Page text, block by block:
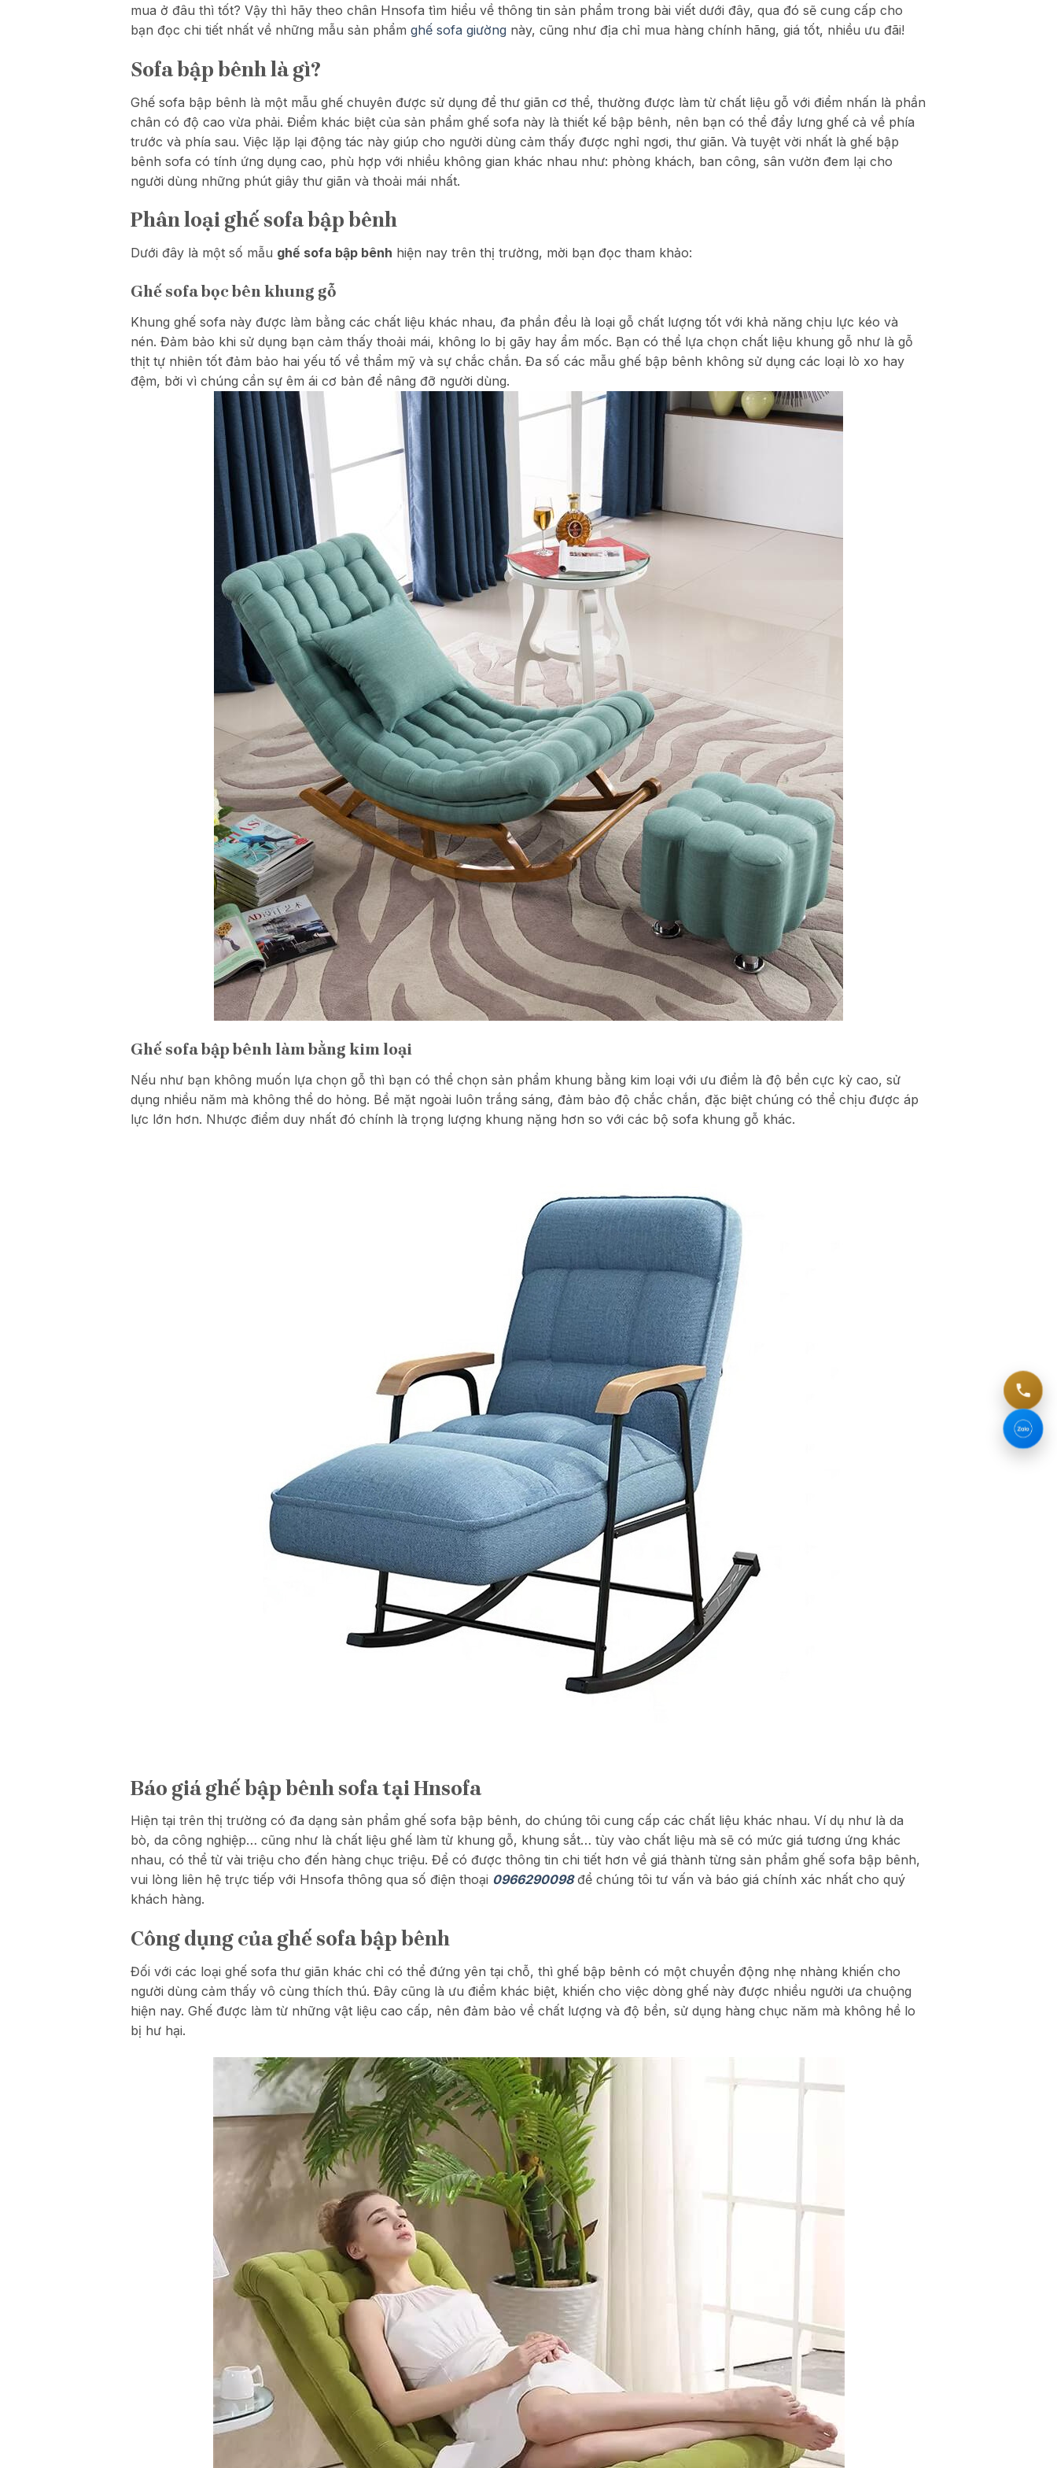
mua ở đâu thì tốt? Vậy thì hãy theo chân Hnsofa tìm hiểu về thông tin sản phẩm trong bài viết dưới đây, qua đó sẽ cung cấp cho
bạn đọc chi tiết nhất về những mẫu sản phẩmghế sofa giường này, cũng như địa chỉ mua hàng chính hãng, giá tốt, nhiều ưu đãi!
Sofa bập bênh là gì?
Ghế sofa bập bênh là một mẫu ghế chuyên được sử dụng để thư giãn cơ thể, thường được làm từ chất liệu gỗ với điểm nhấn là phần
chân có độ cao vừa phải. Điểm khác biệt của sản phẩm ghế sofa này là thiết kế bập bênh, nên bạn có thể đẩy lưng ghế cả về phía
trước và phía sau. Việc lặp lại động tác này giúp cho người dùng cảm thấy được nghỉ ngơi, thư giãn. Và tuyệt vời nhất là ghế bập
bênh sofa có tính ứng dụng cao, phù hợp với nhiều không gian khác nhau như: phòng khách, ban công, sân vườn đem lại cho
người dùng những phút giây thư giãn và thoải mái nhất.
Phân loại ghế sofa bập bênh
Dưới đây là một số mẫu ghế sofa bập bênh hiện nay trên thị trường, mời bạn đọc tham khảo:
Ghế sofa bọc bên khung gỗ
Khung ghế sofa này được làm bằng các chất liệu khác nhau, đa phần đều là loại gỗ chất lượng tốt với khả năng chịu lực kéo và
nén. Đảm bảo khi sử dụng bạn cảm thấy thoải mái, không lo bị gãy hay ẩm mốc. Bạn có thể lựa chọn chất liệu khung gỗ như là gỗ
thịt tự nhiên tốt đảm bảo hai yếu tố về thẩm mỹ và sự chắc chắn. Đa số các mẫu ghế bập bênh không sử dụng các loại lò xo hay
đệm, bởi vì chúng cần sự êm ái cơ bản để nâng đỡ người dùng.
Ghế sofa bập bênh làm bằng kim loại
Nếu như bạn không muốn lựa chọn gỗ thì bạn có thể chọn sản phẩm khung bằng kim loại với ưu điểm là độ bền cực kỳ cao, sử
dụng nhiều năm mà không thể do hỏng. Bề mặt ngoài luôn trắng sáng, đảm bảo độ chắc chắn, đặc biệt chúng có thể chịu được áp
lực lớn hơn. Nhược điểm duy nhất đó chính là trọng lượng khung nặng hơn so với các bộ sofa khung gỗ khác.
Báo giá ghế bập bênh sofa tại Hnsofa
Hiện tại trên thị trường có đa dạng sản phẩm ghế sofa bập bênh, do chúng tôi cung cấp các chất liệu khác nhau. Ví dụ như là da
bò, da công nghiệp… cũng như là chất liệu ghế làm từ khung gỗ, khung sắt… tùy vào chất liệu mà sẽ có mức giá tương ứng khác
nhau, có thể từ vài triệu cho đến hàng chục triệu. Để có được thông tin chi tiết hơn về giá thành từng sản phẩm ghế sofa bập bênh,
vui lòng liên hệ trực tiếp với Hnsofa thông qua số điện thoại 0966290098để chúng tôi tư vấn và báo giá chính xác nhất cho quý
khách hàng.
Công dụng của ghế sofa bập bênh
Đối với các loại ghế sofa thư giãn khác chỉ có thể đứng yên tại chỗ, thì ghế bập bênh có một chuyển động nhẹ nhàng khiến cho
người dùng cảm thấy vô cùng thích thú. Đây cũng là ưu điểm khác biệt, khiến cho việc dòng ghế này được nhiều người ưa chuộng
hiện nay. Ghế được làm từ những vật liệu cao cấp, nên đảm bảo về chất lượng và độ bền, sử dụng hàng chục năm mà không hề lo
bị hư hại.